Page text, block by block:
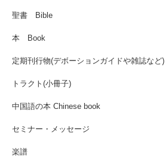
聖書 Bible
本 Book
定期刊行物(デボーションガイドや雑誌など)
トラクト(小冊子)
中国語の本 Chinese book
セミナー・メッセージ
楽譜